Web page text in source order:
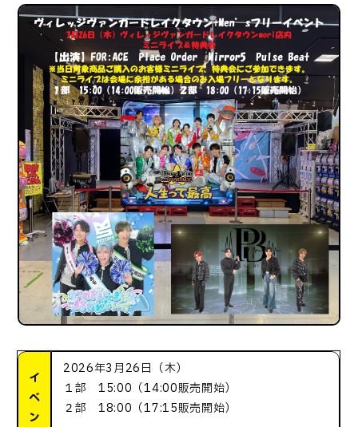
イ
ベ
ン
2026年3月26日（木）
１部 15:00（14:00販売開始）
２部 18:00（17:15販売開始）